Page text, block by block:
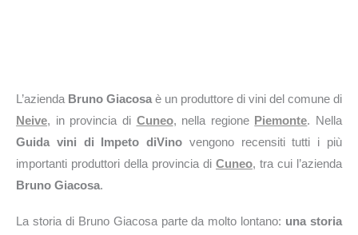
L’azienda Bruno Giacosa è un produttore di vini del comune di
Neive, in provincia di Cuneo, nella regione Piemonte. Nella
Guida vini di Impeto diVino vengono recensiti tutti i più
importanti produttori della provincia di Cuneo, tra cui l’azienda
Bruno Giacosa.
La storia di Bruno Giacosa parte da molto lontano: una storia